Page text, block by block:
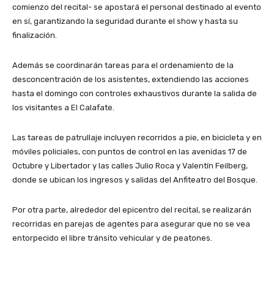
comienzo del recital- se apostará el personal destinado al evento
en sí, garantizando la seguridad durante el show y hasta su
finalización.
Además se coordinarán tareas para el ordenamiento de la
desconcentración de los asistentes, extendiendo las acciones
hasta el domingo con controles exhaustivos durante la salida de
los visitantes a El Calafate.
Las tareas de patrullaje incluyen recorridos a pie, en bicicleta y en
móviles policiales, con puntos de control en las avenidas 17 de
Octubre y Libertador y las calles Julio Roca y Valentín Feilberg,
donde se ubican los ingresos y salidas del Anfiteatro del Bosque.
Por otra parte, alrededor del epicentro del recital, se realizarán
recorridas en parejas de agentes para asegurar que no se vea
entorpecido el libre tránsito vehicular y de peatones.